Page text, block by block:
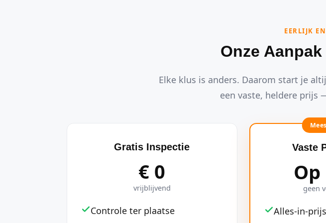
EERLIJK
Onze
Elke klus is anders. Daarom start je
een vaste, heldere prijs
Gratis Inspectie
€ 0
vrijblijvend
Controle ter plaatse
Vaste
geen
Alles-in-prijs